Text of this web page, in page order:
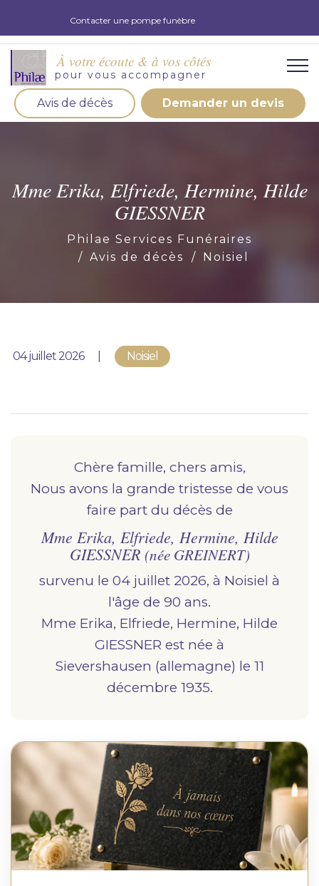
Contacter une pompe funèbre
À votre écoute & à vos côtés
pour vous accompagner
Avis de décès Demander un devis
dans les meilleurs délais.
Demander un devis obsèques
Optez pour la prévoyance
vos proches pour l'organisation de la cérémonie.
Demander un devis prévoyance
Demander un devis marbrerie
Mme Erika, Elfriede, Hermine, Hilde
GIESSNER
Philae Services Funéraires
Avis de décès
Noisiel
Publié le
04 juillet 2026 Noisiel
Chère famille, chers amis,
Nous avons la grande tristesse de vous
faire part du décès de
Mme Erika, Elfriede, Hermine, Hilde
GIESSNER (née GREINERT)
survenu le 04 juillet 2026, à noisiel à
l'âge de 90 ans.
Mme Erika, Elfriede, Hermine, Hilde
GIESSNER est née à
sievershausen (allemagne) le 11
décembre 1935.